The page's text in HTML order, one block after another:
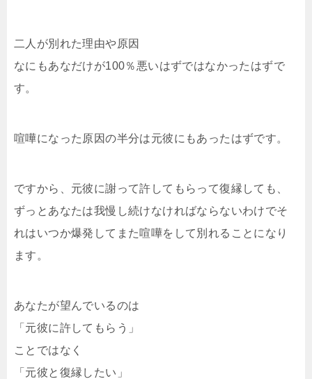
二人が別れた理由や原因
なにもあなだけが100％悪いはずではなかったはずで
す。
喧嘩になった原因の半分は元彼にもあったはずです。
ですから、元彼に謝って許してもらって復縁しても、
ずっとあなたは我慢し続けなければならないわけでそ
れはいつか爆発してまた喧嘩をして別れることになり
ます。
あなたが望んでいるのは
「元彼に許してもらう」
ことではなく
「元彼と復縁したい」